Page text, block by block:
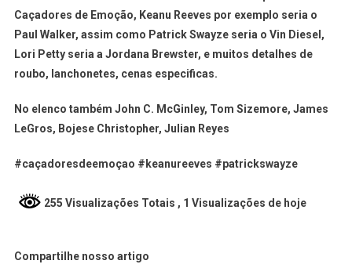
Caçadores de Emoção, Keanu Reeves por exemplo seria o
Paul Walker, assim como Patrick Swayze seria o Vin Diesel,
Lori Petty seria a Jordana Brewster, e muitos detalhes de
roubo, lanchonetes, cenas especificas.
No elenco também John C. McGinley, Tom Sizemore, James
LeGros, Bojese Christopher, Julian Reyes
#caçadoresdeemoçao #keanureeves #patrickswayze
255 Visualizações Totais , 1 Visualizações de hoje
Compartilhe nosso artigo